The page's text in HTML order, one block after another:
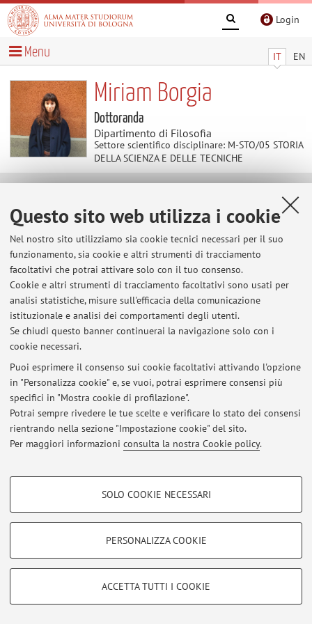
Questo sito web utilizza i cookie
Nel nostro sito utilizziamo sia cookie tecnici necessari per il suo
funzionamento, sia cookie e altri strumenti di tracciamento
facoltativi che potrai attivare solo con il tuo consenso.
Cookie e altri strumenti di tracciamento facoltativi sono usati per
analisi statistiche, misure sull'efficacia della comunicazione
istituzionale e analisi dei comportamenti degli utenti.
Se chiudi questo banner continuerai la navigazione solo con i
cookie necessari.
Puoi esprimere il consenso sui cookie facoltativi attivando l'opzione
in "Personalizza cookie" e, se vuoi, potrai esprimere consensi più
specifici in "Mostra cookie di profilazione".
Potrai sempre rivedere le tue scelte e verificare lo stato dei consensi
rientrando nella sezione "Impostazione cookie" del sito.
Per maggiori informazioni consulta la nostra Cookie policy.
COOKIE DI PROFILAZIONE - FACOLTATIVI
COOKIE TECNICI - NECESSARI
Si tratta di cookie tecnici utilizzati, a titolo esemplificativo, per il corretto
SOLO COOKIE NECESSARI
PERSONALIZZA COOKIE
ACCETTA TUTTI I COOKIE
Login
IT EN
Menu
Miriam Borgia
Dottoranda
Dipartimento di Filosofia
Settore scientifico disciplinare: M-STO/05 STORIA
DELLA SCIENZA E DELLE TECNICHE
Didattica
Attività
Anno Accademico
Non sono presenti attività didattiche per l'A.A.2026-2027
Ultimi avvisi
Al momento non sono presenti avvisi.
© 2026 - ALMA MATER STUDIORUM - Università di Bologna - Via
Zamboni, 33 - 40126 Bologna - Partita IVA: 01131710376
|Note legali|Impostazioni Cookie